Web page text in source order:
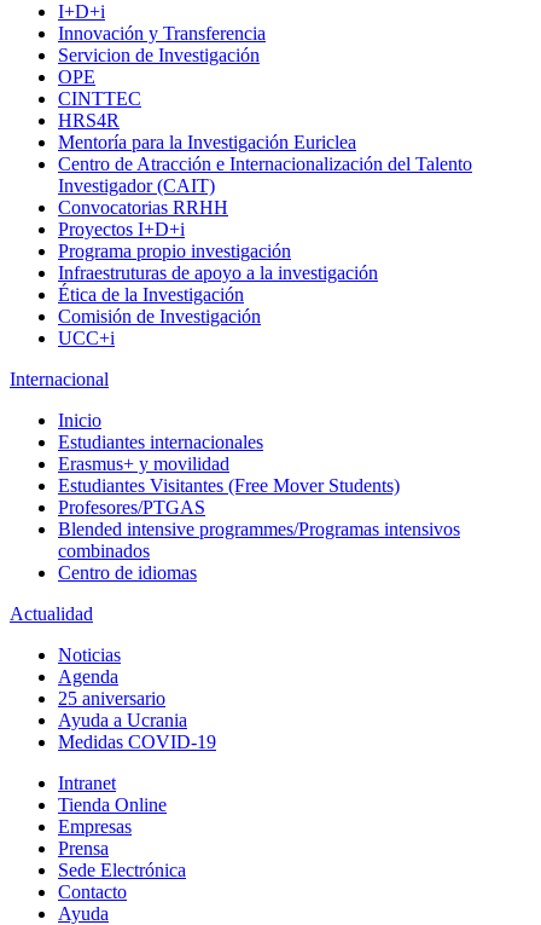
I+D+i
Innovación y Transferencia
Servicion de Investigación
OPE
CINTTEC
HRS4R
Mentoría para la Investigación Euriclea
Centro de Atracción e Internacionalización del Talento
Investigador (CAIT)
Convocatorias RRHH
Proyectos I+D+i
Programa propio investigación
Infraestruturas de apoyo a la investigación
Ética de la Investigación
Comisión de Investigación
UCC+i
Internacional
Inicio
Estudiantes internacionales
Erasmus+ y movilidad
Estudiantes Visitantes (Free Mover Students)
Profesores/PTGAS
Blended intensive programmes/Programas intensivos
combinados
Centro de idiomas
Actualidad
Noticias
Agenda
25 aniversario
Ayuda a Ucrania
Medidas COVID-19
Intranet
Tienda Online
Empresas
Prensa
Sede Electrónica
Contacto
Ayuda